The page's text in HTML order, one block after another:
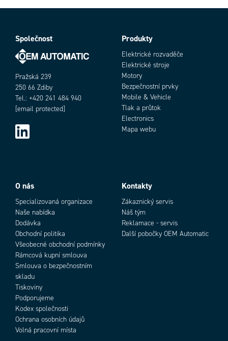
Společnost
Pražská 239
250 66 Zdiby
Tel.: +420 241 484 940
[email protected]
Produkty
Elektrické rozvaděče
Elektrické stroje
Motory
Bezpečnostní prvky
Mobile & Vehicle
Tlak a průtok
Electronics
Mapa webu
O nás
Specializovaná organizace
Naše nabídka
Dodávka
Obchodní politika
Všeobecné obchodní podmínky
Rámcová kupní smlouva
Smlouva o bezpečnostním
skladu
Tiskoviny
Podporujeme
Kodex společnosti
Ochrana osobních údajů
Volná pracovní místa
Kontakty
Zákaznický servis
Náš tým
Reklamace - servis
Další pobočky OEM Automatic